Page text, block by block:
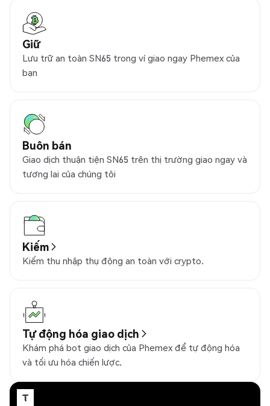
Giữ
Lưu trữ an toàn SN65 trong ví giao ngay Phemex của
bạn
Buôn bán
Giao dịch thuận tiện SN65 trên thị trường giao ngay và
tương lai của chúng tôi
Kiếm
Kiếm thu nhập thụ động an toàn với crypto.
Tự động hóa giao dịch
Khám phá bot giao dịch của Phemex để tự động hóa
và tối ưu hóa chiến lược.